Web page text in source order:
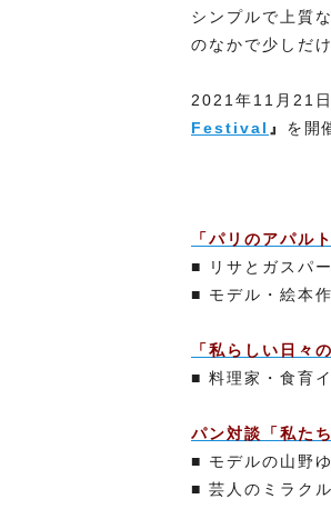
シンプルで上質
のなかで少しだ
2021年11月21
Festival 』 を開
「パリのアパル
■ リサとガスパ
■ モデル・絵本
「私らしい日々
■ 料理家・食育
パン対談「私た
■ モデルの山野
■ 芸人のミラク